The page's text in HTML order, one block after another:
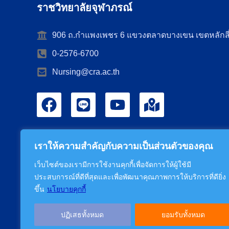
เราให้ความสำคัญกับความเป็นส่วนตัวของคุณ
เว็บไซต์ของเรามีการใช้งานคุกกี้เพื่อจัดการให้ผู้ใช้มี
ประสบการณ์ที่ดีที่สุดและเพื่อพัฒนาคุณภาพการให้บริการที่ดียิ่ง
ขึ้น นโยบายคุกกี้
ปฏิเสธทั้งหมด ยอมรับทั้งหมด
ราชวิทยาลัยจุฬาภรณ์
906 ถ.กำแพงเพชร 6 แขวงตลาดบางเขน เขตหลัก
0-2576-6700
Nursing@cra.ac.th